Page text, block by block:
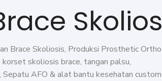
Brace Skoliosis, Produksi Prosthetic
korset skoliosis brace, tangan palsu,
Sepatu AFO &alat bantu kesehatan